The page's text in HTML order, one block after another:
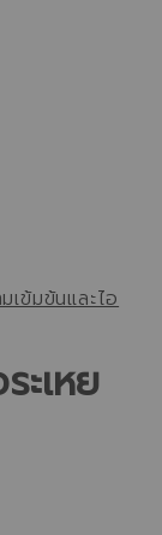
ข้มข้นและไอ
ะเหย